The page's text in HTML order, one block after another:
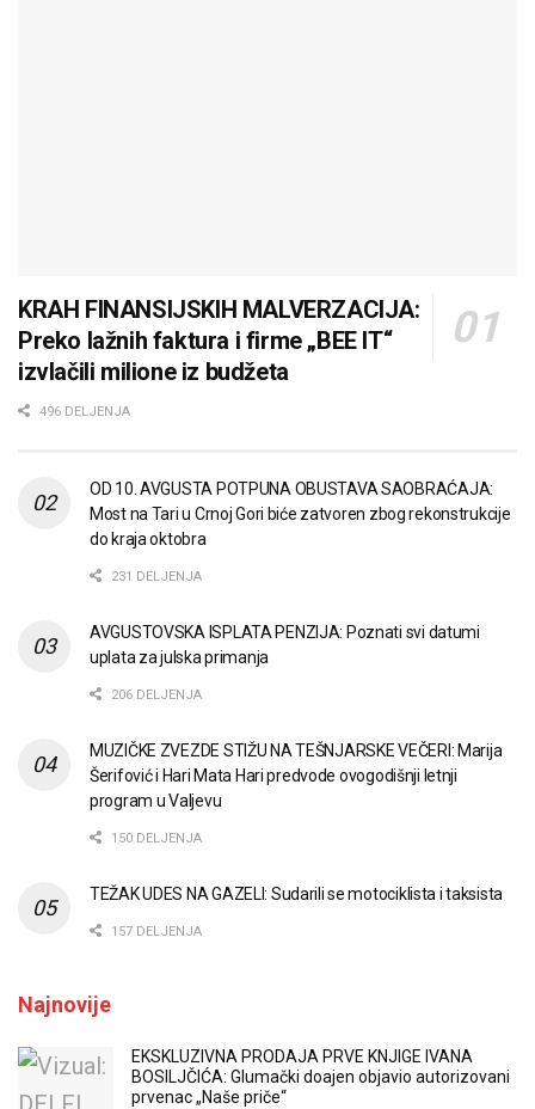
KRAH FINANSIJSKIH MALVERZACIJA:
Preko lažnih faktura i firme „BEE IT“
izvlačili milione iz budžeta
496 DELJENJA
OD 10. AVGUSTA POTPUNA OBUSTAVA SAOBRAĆAJA:
Most na Tari u Crnoj Gori biće zatvoren zbog rekonstrukcije
do kraja oktobra
231 DELJENJA
AVGUSTOVSKA ISPLATA PENZIJA: Poznati svi datumi
uplata za julska primanja
206 DELJENJA
MUZIČKE ZVEZDE STIŽU NA TEŠNJARSKE VEČERI: Marija
Šerifović i Hari Mata Hari predvode ovogodišnji letnji
program u Valjevu
150 DELJENJA
TEŽAK UDES NA GAZELI: Sudarili se motociklista i taksista
157 DELJENJA
Najnovije
EKSKLUZIVNA PRODAJA PRVE KNJIGE IVANA
BOSILJČIĆA: Glumački doajen objavio autorizovani
prvenac „Naše priče“